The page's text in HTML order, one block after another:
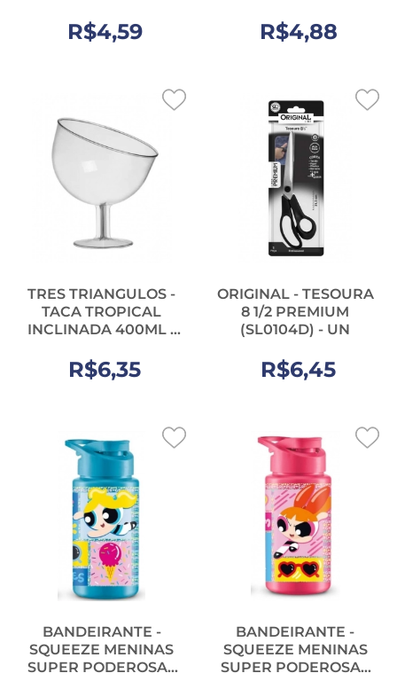
R$4,59 R$4,88
TRES TRIANGULOS -
TACA TROPICAL
INCLINADA 400ML -
R$6,35
ORIGINAL - TESOURA
8 1/2 PREMIUM
(SL0104D) - UN
R$6,45
BANDEIRANTE -
SQUEEZE MENINAS
SUPER PODEROSAS
BANDEIRANTE -
SQUEEZE MENINAS
SUPER PODEROSAS